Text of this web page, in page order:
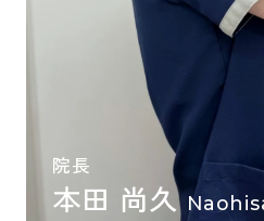
院長
本田 尚久